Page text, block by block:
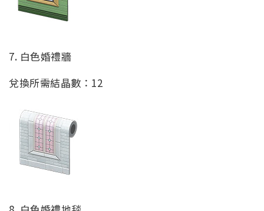
7. 白色婚禮牆
兌換所需結晶數：12